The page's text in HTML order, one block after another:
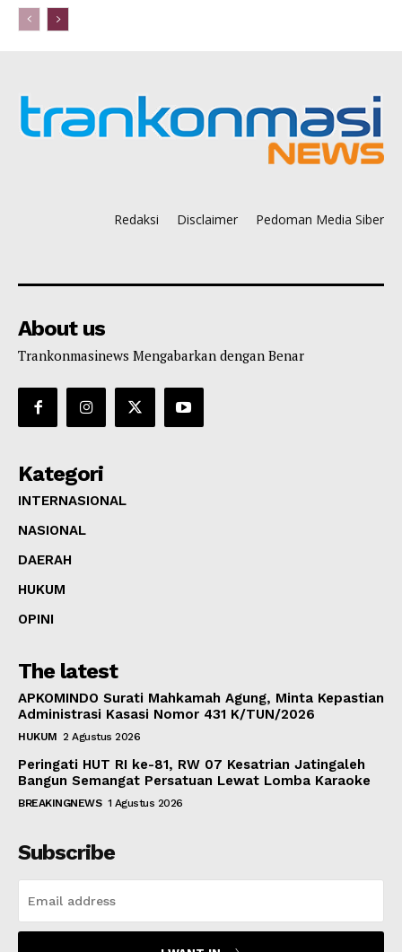
Redaksi Disclaimer Pedoman Media Siber
About us
Trankonmasinews Mengabarkan dengan Benar
Kategori
INTERNASIONAL
NASIONAL
DAERAH
HUKUM
OPINI
The latest
APKOMINDO Surati Mahkamah Agung, Minta Kepastian
Administrasi Kasasi Nomor 431 K/TUN/2026
HUKUM 2 Agustus 2026
Peringati HUT RI ke-81, RW 07 Kesatrian Jatingaleh
Bangun Semangat Persatuan Lewat Lomba Karaoke
BREAKINGNEWS 1 Agustus 2026
Subscribe